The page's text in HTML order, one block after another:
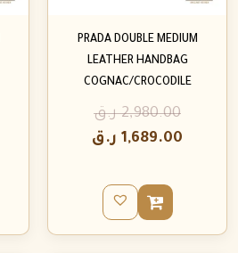
PRADA DOUBLE MEDIUM
LEATHER HANDBAG
COGNAC/CROCODILE
2,980.00 ر.ق
1,689.00 ر.ق